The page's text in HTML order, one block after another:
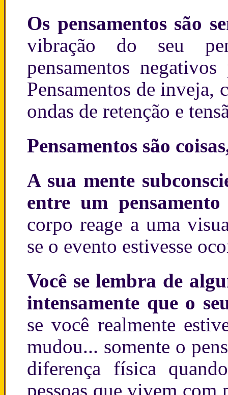
Os pensamentos são
vibração do seu
pensamentos
Pensamentos de inveja,
ondas de retenção e
Pensamentos são
A sua mente
entre um
corpo reage a uma
se o evento estivesse
Você se lembra de
intensamente que o
se você realmente
mudou... somente o
diferença física
pessoas que vivem com